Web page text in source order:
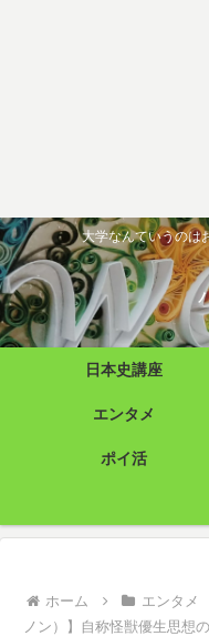
大学なんていうのは
日本史講座
エンタメ
ポイ活
ホーム エンタメ
ノン）】自称怪獣優生思想